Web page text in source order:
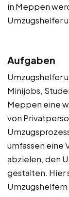
in Meppen
Umzugshelfer
Aufgaben
Umzugshelfer
Minijobs,
Meppen eine
von
umfassen eine
abzielen, den
gestalten. Hier